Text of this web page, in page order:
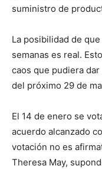
suministro de
La posibilidad de
semanas es real.
caos que pudiera
del próximo 29 de
El 14 de enero se
acuerdo alcanzado
votación no es
Theresa May,